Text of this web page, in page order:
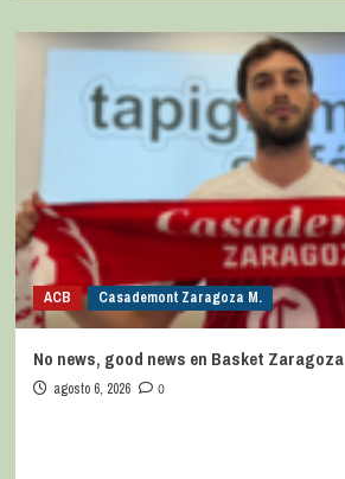
ACB Casademont Zaragoza M.
No news, good news en Basket Zaragoza
agosto 6, 2026 0